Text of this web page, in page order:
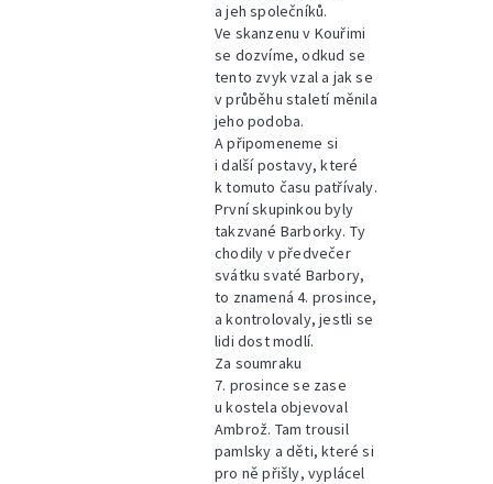
a jeh společníků.
Ve skanzenu v Kouřimi
se dozvíme, odkud se
tento zvyk vzal a jak se
v průběhu staletí měnila
jeho podoba.
A připomeneme si
i další postavy, které
k tomuto času patřívaly.
První skupinkou byly
takzvané Barborky. Ty
chodily v předvečer
svátku svaté Barbory,
to znamená 4. prosince,
a kontrolovaly, jestli se
lidi dost modlí.
Za soumraku
7. prosince se zase
u kostela objevoval
Ambrož. Tam trousil
pamlsky a děti, které si
pro ně přišly, vyplácel